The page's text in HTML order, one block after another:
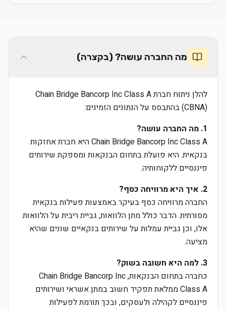
מה החברה עושה? (בקצרה)
להלן ניתוח חברת Chain Bridge Bancorp Inc Class A
(CBNA) בהתבסס על הנתונים הזמינים:
1. מה החברה עושה?
Chain Bridge Bancorp Inc Class A היא חברת אחזקות
בנקאית. היא פועלת בתחום הבנקאות ומספקת שירותים
פיננסיים ללקוחותיה.
2. איך היא מרוויחה כסף?
החברה מרוויחה כסף בעיקר באמצעות פעילות בנקאית
מסורתית. הדבר כולל מתן הלוואות, גביית ריבית על הלוואות
אלו, וכן גביית עמלות על שירותים בנקאיים שונים שהיא
מציעה.
3. למה היא חשובה בשוק?
כחברה בתחום הבנקאות, Chain Bridge Bancorp Inc
Class A ממלאת תפקיד חשוב במתן אשראי ושירותים
פיננסיים לקהילה ולעסקים, ובכך תורמת לפעילות